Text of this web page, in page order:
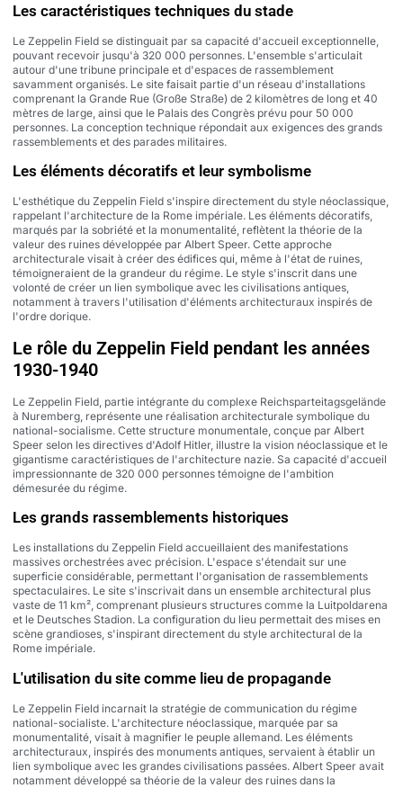
Les caractéristiques techniques du stade
Le Zeppelin Field se distinguait par sa capacité d'accueil exceptionnelle,
pouvant recevoir jusqu'à 320 000 personnes. L'ensemble s'articulait
autour d'une tribune principale et d'espaces de rassemblement
savamment organisés. Le site faisait partie d'un réseau d'installations
comprenant la Grande Rue (Große Straße) de 2 kilomètres de long et 40
mètres de large, ainsi que le Palais des Congrès prévu pour 50 000
personnes. La conception technique répondait aux exigences des grands
rassemblements et des parades militaires.
Les éléments décoratifs et leur symbolisme
L'esthétique du Zeppelin Field s'inspire directement du style néoclassique,
rappelant l'architecture de la Rome impériale. Les éléments décoratifs,
marqués par la sobriété et la monumentalité, reflètent la théorie de la
valeur des ruines développée par Albert Speer. Cette approche
architecturale visait à créer des édifices qui, même à l'état de ruines,
témoigneraient de la grandeur du régime. Le style s'inscrit dans une
volonté de créer un lien symbolique avec les civilisations antiques,
notamment à travers l'utilisation d'éléments architecturaux inspirés de
l'ordre dorique.
Le rôle du Zeppelin Field pendant les années
1930-1940
Le Zeppelin Field, partie intégrante du complexe Reichsparteitagsgelände
à Nuremberg, représente une réalisation architecturale symbolique du
national-socialisme. Cette structure monumentale, conçue par Albert
Speer selon les directives d'Adolf Hitler, illustre la vision néoclassique et le
gigantisme caractéristiques de l'architecture nazie. Sa capacité d'accueil
impressionnante de 320 000 personnes témoigne de l'ambition
démesurée du régime.
Les grands rassemblements historiques
Les installations du Zeppelin Field accueillaient des manifestations
massives orchestrées avec précision. L'espace s'étendait sur une
superficie considérable, permettant l'organisation de rassemblements
spectaculaires. Le site s'inscrivait dans un ensemble architectural plus
vaste de 11 km², comprenant plusieurs structures comme la Luitpoldarena
et le Deutsches Stadion. La configuration du lieu permettait des mises en
scène grandioses, s'inspirant directement du style architectural de la
Rome impériale.
L'utilisation du site comme lieu de propagande
Le Zeppelin Field incarnait la stratégie de communication du régime
national-socialiste. L'architecture néoclassique, marquée par sa
monumentalité, visait à magnifier le peuple allemand. Les éléments
architecturaux, inspirés des monuments antiques, servaient à établir un
lien symbolique avec les grandes civilisations passées. Albert Speer avait
notamment développé sa théorie de la valeur des ruines dans la